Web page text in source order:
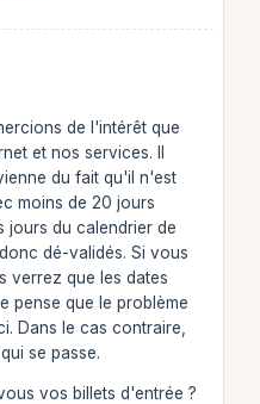
de l'intérêt que
et nos services. Il
du fait qu'il n'est
moins de 20 jours
jours du calendrier de
dé-validés. Si vous
verrez que les dates
pense que le problème
Dans le cas contraire,
se passe.
vos billets d'entrée ?